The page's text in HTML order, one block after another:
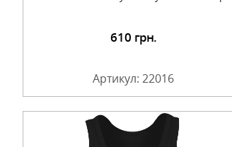
610 грн.
Артикул: 22016
Подробнее